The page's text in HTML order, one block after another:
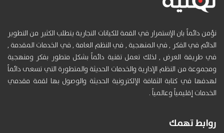
نؤمن دائماً بان الإستمرار في القمة للكيانات التجارية يتطلب الكثير من التطوير
الدائم في الفكر , في المنهجية , في النظم العامة , في الخدمات المقدمة ,
في طريقة العرض , لذلك تعمل تقنية دائماً بشكل متطور بفكر ومنهجية
ومجموعة من النظم الإدارية والخدمات الحديثة والمتطورة التي تسعى دائماً
لهدفها في كتابة الثقافة الإلكترونية الحديثة والوصول بها لقمة مقدمي
الخدمات إقليمياً وعالمياً .
روابط تهمك